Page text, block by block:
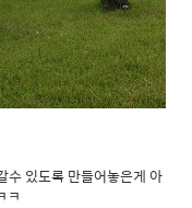
있도록 만들어놓은게 아
ㅋ